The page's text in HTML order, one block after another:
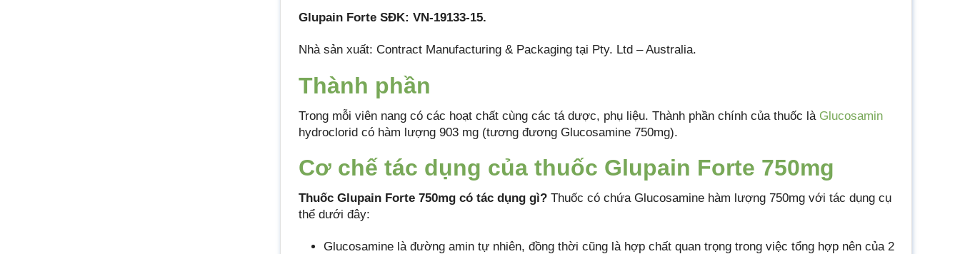
Glupain Forte SĐK: VN-19133-15.
Nhà sản xuất: Contract Manufacturing & Packaging tại Pty. Ltd – Australia.
Thành phần
Trong mỗi viên nang có các hoạt chất cùng các tá dược, phụ liệu. Thành phần chính của thuốc là Glucosamin
hydroclorid có hàm lượng 903 mg (tương đương Glucosamine 750mg).
Cơ chế tác dụng của thuốc Glupain Forte 750mg
Thuốc Glupain Forte 750mg có tác dụng gì? Thuốc có chứa Glucosamine hàm lượng 750mg với tác dụng cụ
thể dưới đây:
Glucosamine là đường amin tự nhiên, đồng thời cũng là hợp chất quan trọng trong việc tổng hợp nên của 2